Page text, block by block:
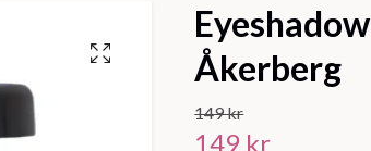
Åkerberg
149 kr
149 kr